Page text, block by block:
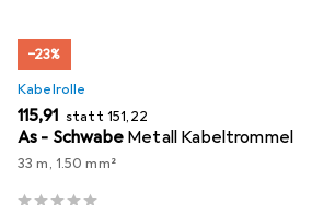
−23%
Kabelrolle
EUR
115,91 statt EUR
151,22
As - Schwabe Metall Kabeltrommel
33 m, 1.50 mm²